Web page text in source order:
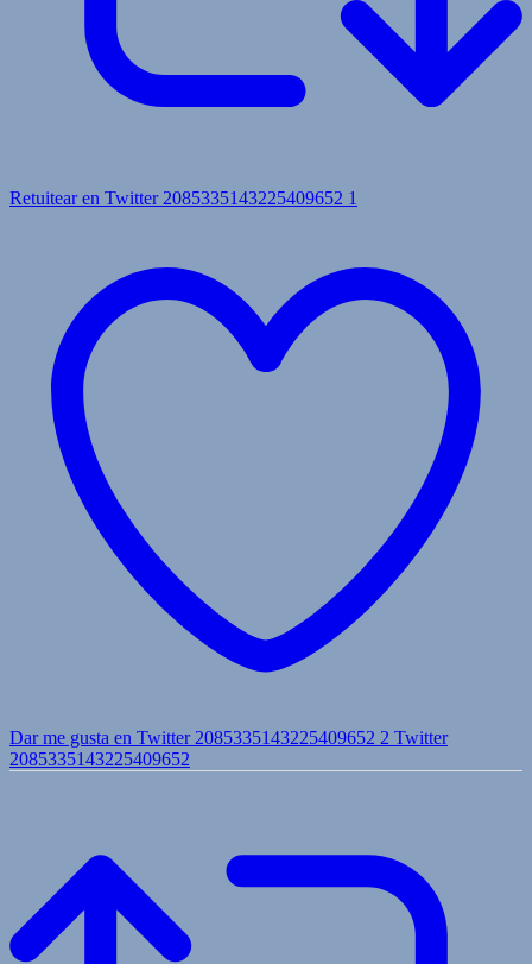
Retuitear en Twitter 2085335143225409652 1
Dar me gusta en Twitter 2085335143225409652 2 Twitter
2085335143225409652